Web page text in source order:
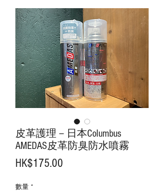
皮革護理－日本Columbus
AMEDAS皮革防臭防水噴霧
HK$175.00
數量 *